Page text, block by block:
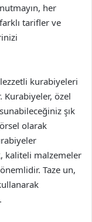
her
tarifler ve
lezzetli kurabiyeleri
Kurabiyeler, özel
şık
olarak
kaliteli malzemeler
Taze un,